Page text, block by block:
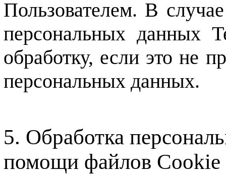
Пользователем. В
персональных данных
обработку, если это не
персональных данных.
Обработка
помощи файлов Cookie